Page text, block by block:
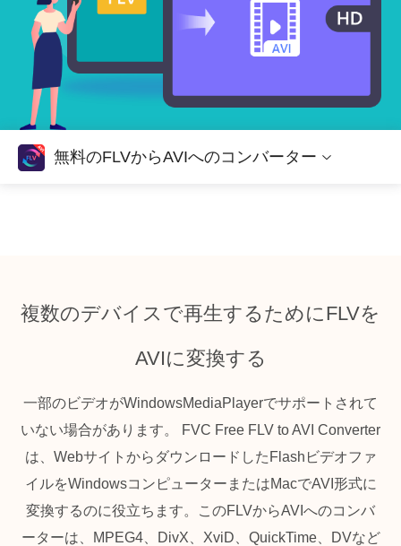
無料のFLVからAVIへのコンバーター
複数のデバイスで再生するためにFLVを
AVIに変換する
一部のビデオがWindowsMediaPlayerでサポートされて
いない場合があります。 FVC Free FLV to AVI Converter
は、WebサイトからダウンロードしたFlashビデオファ
イルをWindowsコンピューターまたはMacでAVI形式に
変換するのに役立ちます。このFLVからAVIへのコンバ
ーターは、MPEG4、DivX、XviD、QuickTime、DVなど